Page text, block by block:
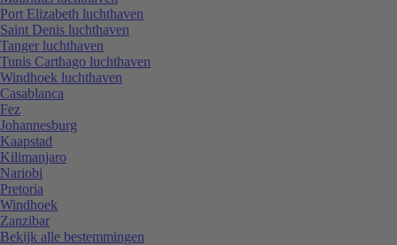
Port Elizabeth luchthaven
Saint Denis luchthaven
Tanger luchthaven
Tunis Carthago luchthaven
Windhoek luchthaven
Casablanca
Fez
Johannesburg
Kaapstad
Kilimanjaro
Nariobi
Pretoria
Windhoek
Zanzibar
Bekijk alle bestemmingen